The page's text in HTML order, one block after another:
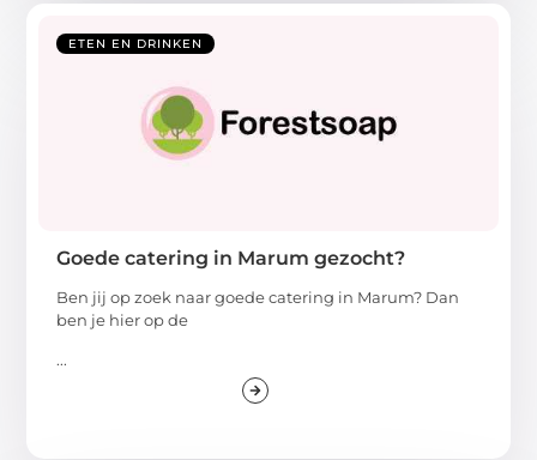
ETEN EN DRINKEN
Goede catering in Marum gezocht?
Ben jij op zoek naar goede catering in Marum? Dan
ben je hier op de
...